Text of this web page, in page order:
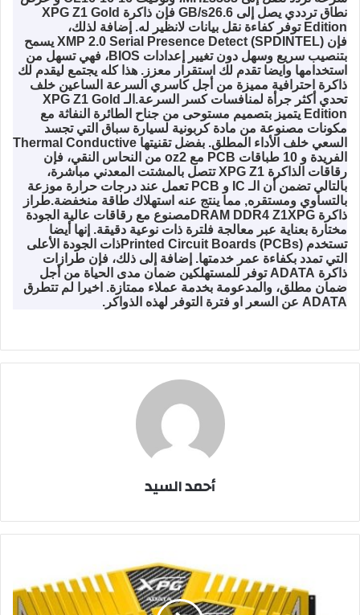
نطاق ترددي يصل إلى 26.6
GB/s فإن ذاكرة XPG Z1 Gold
Edition توفر كفاءة نقل بيانات لانظير له. إضافة لذلك،
فإن (INTEL
XMP 2.0 Serial Presence Detect (SPD يسمح
بتنصيب سريع وسهل دون تغيير إعدادات BIOS، فهي تسهل من
استخدامها وايضا تقدم لك استقرار معزز. هذا كله يجتمع ليقدم لك
ذاكرة احترافية مميزة من أجل كاسري السرعة الساعين خلف
تحدي أكثر جرأة لمنافسات كسر السرعة. الـ XPG Z1 Gold
Edition يتميز بتصميم مستوحى من جناح الطائرة النفاثة مع
مكونات مصنوعة من مادة كربونية لسيارة سباق التي تجسد
السعي خلف الأداء المطلق. بفضل تقنيتها Thermal Conductive
الفريدة و 10 طباقات
PCB مع 2 oz من النحاس النقي، فإن
رقاقات الذاكرة XPG Z1تتصل بالمشتت المعدني مباشرة،
بالتالي تضمن أن الـ IC و PCB تعمل عند درجات حرارة موزعة
بالتساوي ومستقره, مما ينتج عنه استهلاك طاقة منخفضة.طراز
ذاكرة XPG
DRAM DDR4 Z1 مصنوع مع رقاقات عالية الجودة
مختارة بعناية عبر معالجة فلترة ذات نوعية دقيقة. إنها أيضا
تستخدم (Printed Circuit Boards (PCBsذات الجودة الأعلى
التي تمدد بكفاءة عمر خدمتها. إضافة إلى ذلك، فإن طرازات
ذاكرة ADATAتوفر للمستهلكين ضمان مدى الحياة من أجل
ضمان مطلق، والمدعومة بخدمة عملاء ممتازة. اخيرا لم تتطرق
ADATA عن السعر او فترة التوفر لهذه الذواكر.
أحمد السيد